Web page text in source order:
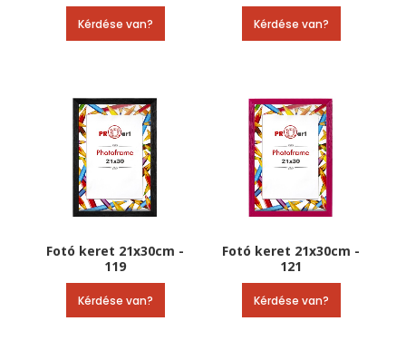
Kérdése van? Kérdése van?
Fotó keret 21x30cm -
119
Kérdése van?
Fotó keret 21x30cm -
121
Kérdése van?